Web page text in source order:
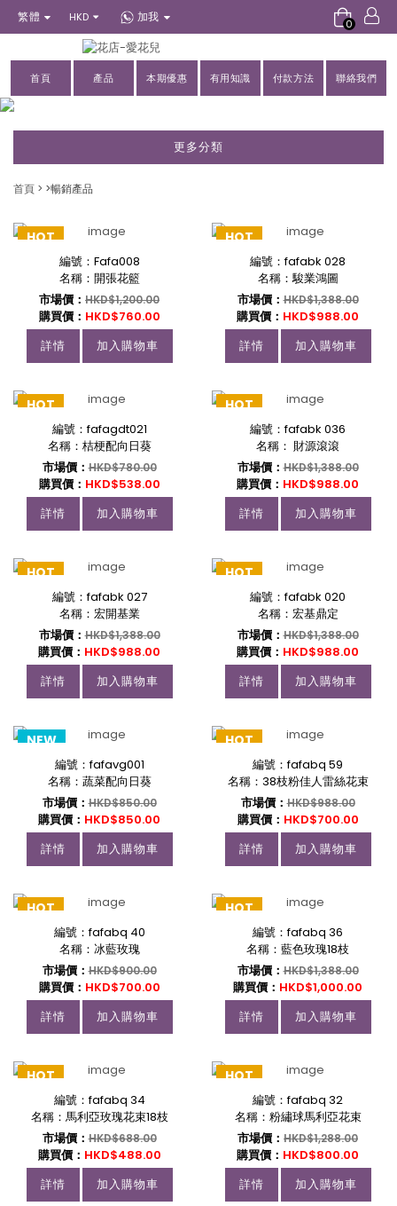
繁體 HKD 加我 0
首頁 產品 本期優惠 有用知識 付款方法 聯絡我們
更多分類
首頁 > >暢銷產品
HOT
編號：Fafa008
名稱：開張花籃
市場價： HKD$1,200.00
購買價： HKD$760.00
詳情
加入購物車
HOT
編號：fafabk 028
名稱：駿業鴻圖
市場價：HKD$1,388.00
購買價： HKD$988.00
詳情
加入購物車
HOT
編號：fafagdt021
名稱：桔梗配向日葵
市場價：HKD$780.00
購買價： HKD$538.00
詳情
加入購物車
HOT
編號：fafabk 036
名稱： 財源滾滾
市場價：HKD$1,388.00
購買價： HKD$988.00
詳情
加入購物車
HOT
編號：fafabk 027
名稱：宏開基業
市場價：HKD$1,388.00
購買價： HKD$988.00
詳情
加入購物車
HOT
編號：fafabk 020
名稱：宏基鼎定
市場價：HKD$1,388.00
購買價： HKD$988.00
詳情
加入購物車
NEW
HOT編號：fafavg001
名稱：蔬菜配向日葵
市場價：HKD$850.00
購買價： HKD$850.00
詳情
加入購物車
HOT
編號：fafabq 59
名稱：38枝粉佳人雷絲花束
市場價：HKD$988.00
購買價： HKD$700.00
詳情
加入購物車
HOT
編號：fafabq 40
名稱：冰藍玫瑰
市場價：HKD$900.00
購買價： HKD$700.00
詳情
加入購物車
HOT
編號：fafabq 36
名稱：藍色玫瑰18枝
市場價：HKD$1,388.00
購買價： HKD$1,000.00
詳情
加入購物車
HOT
編號：fafabq 34
名稱：馬利亞玫瑰花束18枝
市場價：HKD$688.00
購買價： HKD$488.00
詳情
加入購物車
HOT
編號：fafabq 32
名稱：粉繡球馬利亞花束
市場價： HKD$1,288.00
購買價： HKD$800.00
詳情
加入購物車